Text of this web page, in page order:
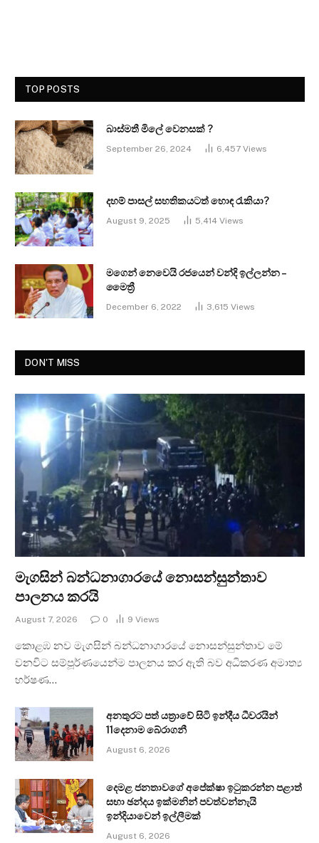
TOP POSTS
බාස්මතී මිලේ වෙනසක් ?
September 26, 2024 6,457 Views
දහම් පාසල් සහතිකයටත් හොඳ රැකියා?
August 9, 2025 5,414 Views
මගෙන් නෙවෙයි රජයෙන් වන්දි ඉල්ලන්න –
මෛත්‍රී
December 6, 2022 3,615 Views
DON'T MISS
මැගසින් බන්ධනාගාරයේ නොසන්සුන්තාව
පාලනය කරයි
August 7, 2026 0 9 Views
කොළඹ නව මැගසින් බන්ධනාගාරයේ නොසන්සුන්තාව මේ
වනවිට සම්පූර්ණයෙන්ම පාලනය කර ඇති බව අධිකරණ අමාත්‍ය
හර්ෂණ…
අනතුරට පත් යත්‍රාවේ සිටි ඉන්දීය ධීවරයින්
11දෙනාම බේරාගනී
August 6, 2026
දෙමළ ජනතාවගේ අපේක්ෂා ඉටුකරන්න පළාත්
සභා ඡන්දය ඉක්මනින් පවත්වන්නැයි
ඉන්දියාවෙන් ඉල්ලීමක්
August 6, 2026